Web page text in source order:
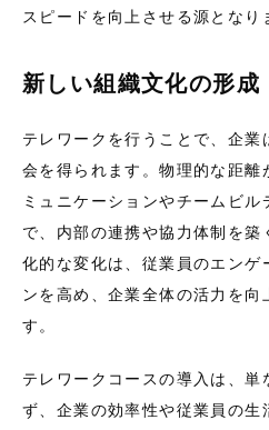
スピードを向上させる源となり
新しい組織文化の形成
テレワークを行うことで、企
会を得られます。物理的な距離
ミュニケーションやチームビル
で、内部の連携や協力体制を築
化的な変化は、従業員のエンゲ
ンを高め、企業全体の活力を向
す。
テレワークコースの導入は、単
ず、企業の効率性や従業員の生